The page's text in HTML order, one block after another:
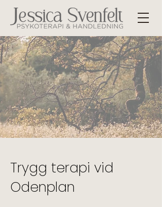
Trygg terapi vid
Odenplan